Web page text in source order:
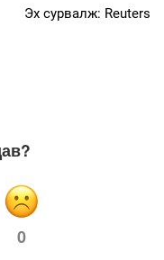
Эх сурвалж: Reuters
0